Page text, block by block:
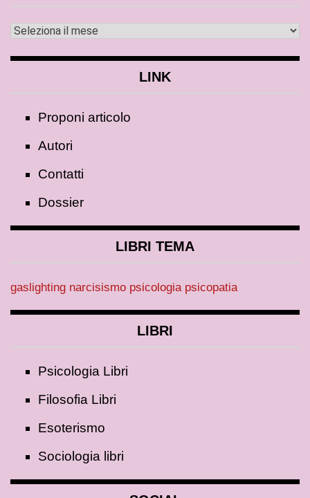
LINK
Proponi articolo
Autori
Contatti
Dossier
LIBRI TEMA
gaslighting narcisismo psicologia psicopatia
LIBRI
Psicologia Libri
Filosofia Libri
Esoterismo
Sociologia libri